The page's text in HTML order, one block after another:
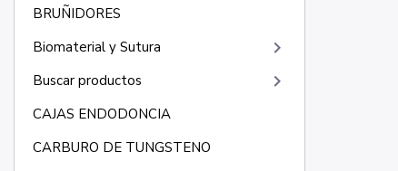
BRUÑIDORES
Biomaterial y Sutura
keyboard_arrow_right
Buscar productos keyboard_arrow_right
CAJAS ENDODONCIA
CARBURO DE TUNGSTENO